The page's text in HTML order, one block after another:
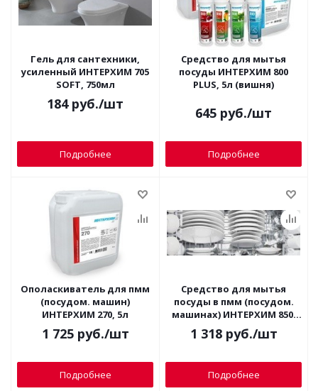
Гель для сантехники,
усиленный ИНТЕРХИМ 705
SOFT, 750мл
184руб./шт
Подробнее
Средство для мытья
посуды ИНТЕРХИМ 800
PLUS, 5л (вишня)
645 руб./шт
Подробнее
Ополаскиватель для пмм
(посудом. машин)
ИНТЕРХИМ 270, 5л
1 725руб./шт
Подробнее
Средство для мытья
посуды в пмм (посудом.
машинах) ИНТЕРХИМ 850,
1 318руб./шт
Подробнее